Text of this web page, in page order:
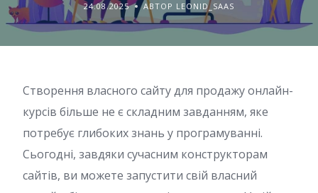
24.08.2025 АВТОР LEONID_SAAS
Створення власного сайту для продажу онлайн-
курсів більше не є складним завданням, яке
потребує глибоких знань у програмуванні.
Сьогодні, завдяки сучасним конструкторам
сайтів, ви можете запустити свій власний